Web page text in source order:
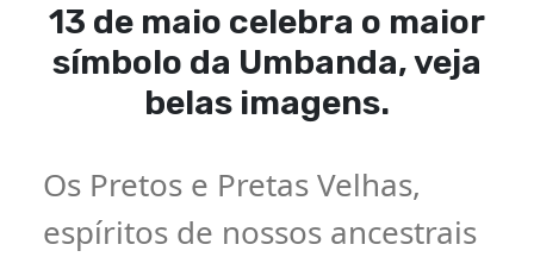
13 de maio celebra o maior
símbolo da Umbanda, veja
belas imagens.
Os Pretos e Pretas Velhas,
espíritos de nossos ancestrais